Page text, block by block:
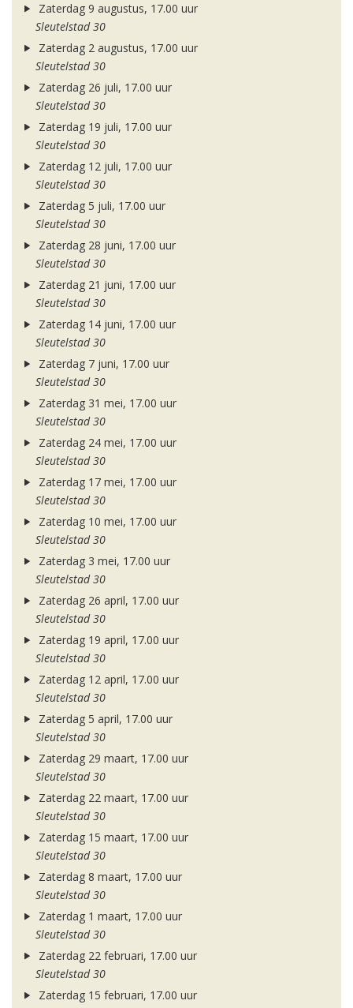
Zaterdag 9 augustus, 17.00 uur
Sleutelstad 30
Zaterdag 2 augustus, 17.00 uur
Sleutelstad 30
Zaterdag 26 juli, 17.00 uur
Sleutelstad 30
Zaterdag 19 juli, 17.00 uur
Sleutelstad 30
Zaterdag 12 juli, 17.00 uur
Sleutelstad 30
Zaterdag 5 juli, 17.00 uur
Sleutelstad 30
Zaterdag 28 juni, 17.00 uur
Sleutelstad 30
Zaterdag 21 juni, 17.00 uur
Sleutelstad 30
Zaterdag 14 juni, 17.00 uur
Sleutelstad 30
Zaterdag 7 juni, 17.00 uur
Sleutelstad 30
Zaterdag 31 mei, 17.00 uur
Sleutelstad 30
Zaterdag 24 mei, 17.00 uur
Sleutelstad 30
Zaterdag 17 mei, 17.00 uur
Sleutelstad 30
Zaterdag 10 mei, 17.00 uur
Sleutelstad 30
Zaterdag 3 mei, 17.00 uur
Sleutelstad 30
Zaterdag 26 april, 17.00 uur
Sleutelstad 30
Zaterdag 19 april, 17.00 uur
Sleutelstad 30
Zaterdag 12 april, 17.00 uur
Sleutelstad 30
Zaterdag 5 april, 17.00 uur
Sleutelstad 30
Zaterdag 29 maart, 17.00 uur
Sleutelstad 30
Zaterdag 22 maart, 17.00 uur
Sleutelstad 30
Zaterdag 15 maart, 17.00 uur
Sleutelstad 30
Zaterdag 8 maart, 17.00 uur
Sleutelstad 30
Zaterdag 1 maart, 17.00 uur
Sleutelstad 30
Zaterdag 22 februari, 17.00 uur
Sleutelstad 30
Zaterdag 15 februari, 17.00 uur